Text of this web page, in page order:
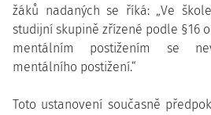
žáků nadaných se říká: „Ve
studijní skupině zřízené podle §16
mentálním postižením se
mentálního postižení.“
Toto ustanovení současně